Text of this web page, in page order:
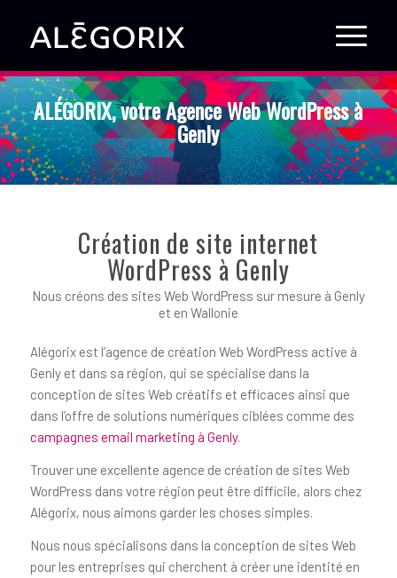
ALÉGORIX, votre Agence Web WordPress à
Genly
Création de site internet
WordPress à Genly
Nous créons des sites Web WordPress sur mesure à Genly
et en Wallonie
Alégorix est l’agence de création Web WordPress active à
Genly et dans sa région, qui se spécialise dans la
conception de sites Web créatifs et efficaces ainsi que
dans l’offre de solutions numériques ciblées comme des
campagnes email marketing à Genly.
Trouver une excellente agence de création de sites Web
WordPress dans votre région peut être difficile, alors chez
Alégorix, nous aimons garder les choses simples.
Nous nous spécialisons dans la conception de sites Web
pour les entreprises qui cherchent à créer une identité en